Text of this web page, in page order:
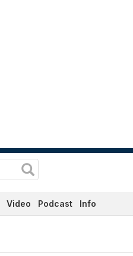
Video Podcast Info